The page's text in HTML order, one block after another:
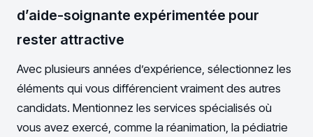
d’aide-soignante expérimentée pour
rester attractive
Avec plusieurs années d’expérience, sélectionnez les
éléments qui vous différencient vraiment des autres
candidats. Mentionnez les services spécialisés où
vous avez exercé, comme la réanimation, la pédiatrie